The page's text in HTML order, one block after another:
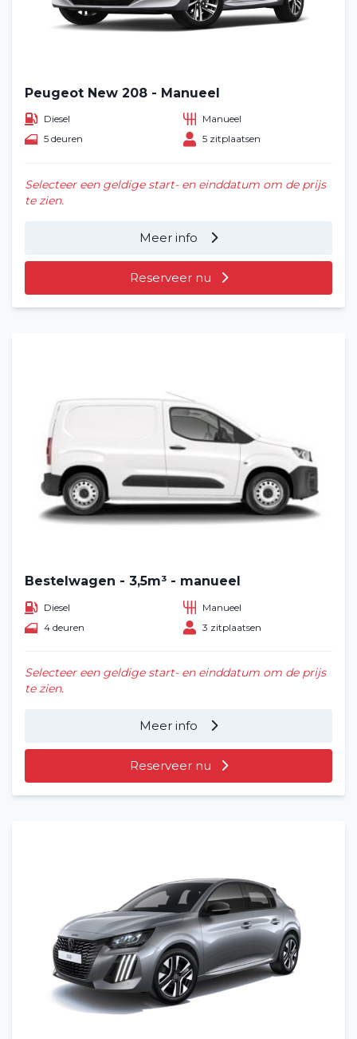
Peugeot New 208 - Manueel
Diesel
Manueel
5 deuren
5 zitplaatsen
Selecteer een geldige start- en einddatum om de prijs
te zien.
Meer info
Reserveer nu
Bestelwagen - 3,5m³ - manueel
Diesel
Manueel
4 deuren
3 zitplaatsen
Selecteer een geldige start- en einddatum om de prijs
te zien.
Meer info
Reserveer nu